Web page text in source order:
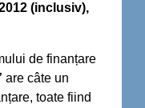
(inclusiv),
de finanțare
are câte un
toate fiind